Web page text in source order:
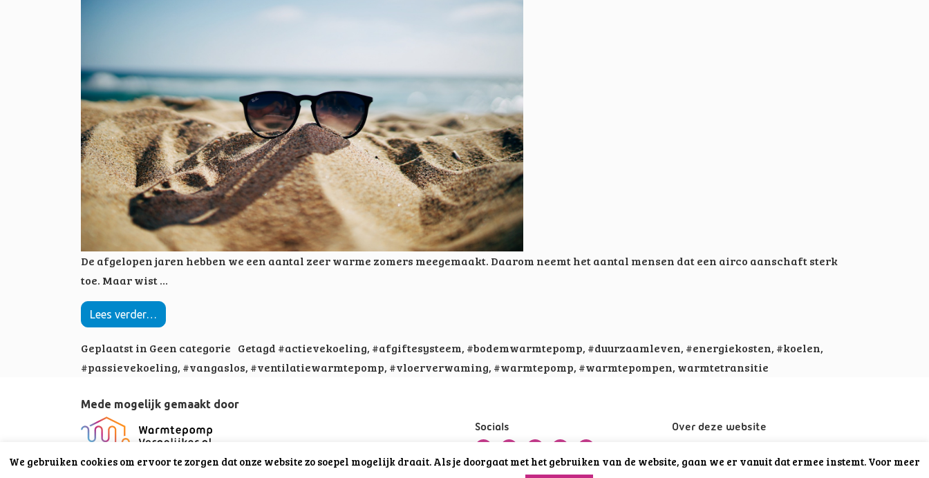
De afgelopen jaren hebben we een aantal zeer warme zomers meegemaakt. Daarom neemt het aantal mensen dat een airco aanschaft sterk
toe. Maar wist …
Lees verder…
Geplaatst in Geen categorie Getagd #actievekoeling, #afgiftesysteem, #bodemwarmtepomp, #duurzaamleven, #energiekosten, #koelen,
#passievekoeling, #vangaslos, #ventilatiewarmtepomp, #vloerverwaming, #warmtepomp, #warmtepompen, warmtetransitie
Mede mogelijk gemaakt door
Socials Over deze website
Disclaimer
We gebruiken cookies om ervoor te zorgen dat onze website zo soepel mogelijk draait. Als je doorgaat met het gebruiken van de website, gaan we er vanuit dat ermee instemt. Voor meer